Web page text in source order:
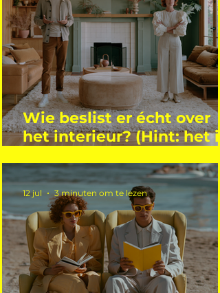
Wie beslist er écht over
het interieur? (Hint: het is
12 jul 3 minuten om te lezen